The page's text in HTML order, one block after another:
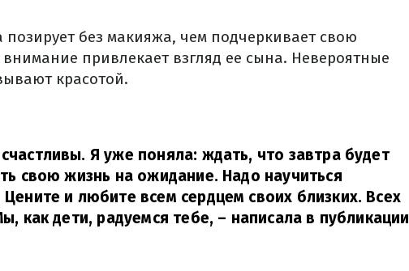
без макияжа, чем подчеркивает свою
внимание привлекает взгляд ее сына. Невероятные
красотой.
Я уже поняла: ждать, что завтра будет
свою жизнь на ожидание. Надо научиться
и любите всем сердцем своих близких. Всех
как дети, радуемся тебе, – написала в публикации